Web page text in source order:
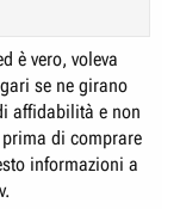
è vero, voleva
se ne girano
affidabilità e non
di comprare
informazioni a